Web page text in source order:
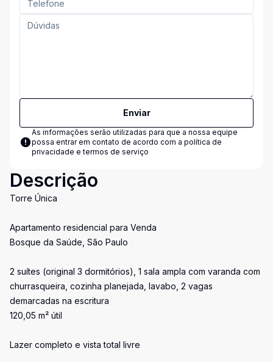
Enviar
As informações serão utilizadas para que a nossa equipe
possa entrar em contato de acordo com a política de
privacidade e termos de serviço
Descrição
Torre Única
Apartamento residencial para Venda
Bosque da Saúde, São Paulo
2 suítes (original 3 dormitórios), 1 sala ampla com varanda com
churrasqueira, cozinha planejada, lavabo, 2 vagas
demarcadas na escritura
120,05 m² útil
Lazer completo e vista total livre